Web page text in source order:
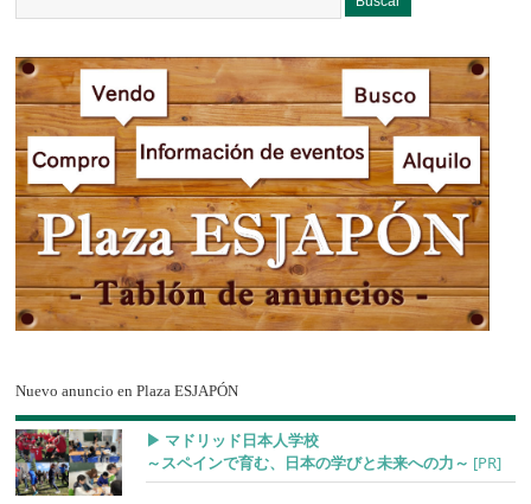
Nuevo anuncio en Plaza ESJAPÓN
▶︎ マドリッド日本人学校
～スペインで育む、日本の学びと未来への力～ [PR]